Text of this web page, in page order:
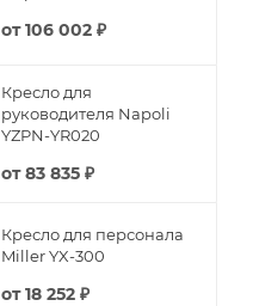
от106 002 ₽
Кресло для
руководителя Napoli
YZPN-YR020
от83 835 ₽
Кресло для персонала
Miller YX-300
от18 252 ₽